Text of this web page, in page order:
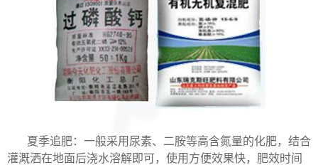
夏季追肥：一般采用尿素、二胺等高含氮量的化肥，结合
灌溉洒在地面后浇水溶解即可，使用方便效果快，肥效时间